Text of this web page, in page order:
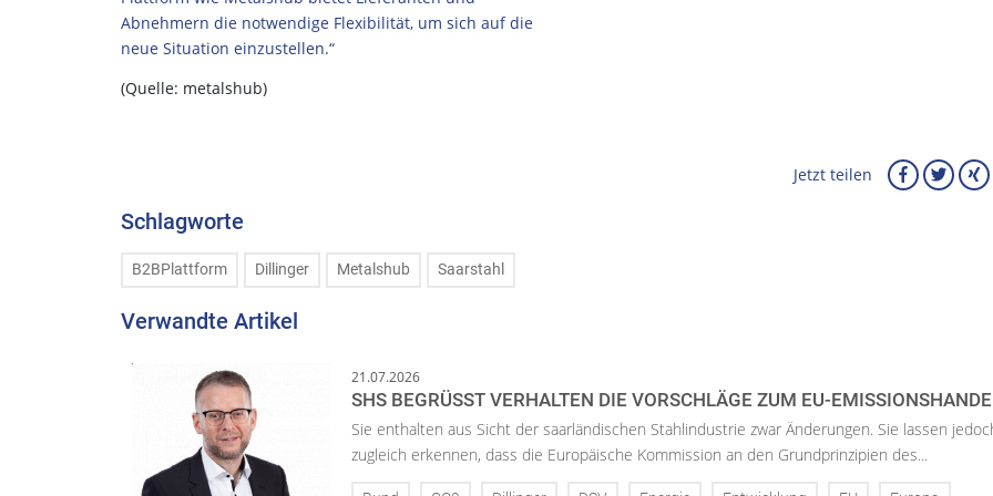
Abnehmern die notwendige Flexibilität, um sich auf die
neue Situation einzustellen.“
(Quelle: metalshub)
Jetzt teilen
Schlagworte
B2BPlattform Dillinger Metalshub Saarstahl
Verwandte Artikel
21.07.2026
SHS BEGRÜSST VERHALTEN DIE VORSCHLÄGE ZUM EU-EMISSIONSHANDEL
Sie enthalten aus Sicht der saarländischen Stahlindustrie zwar Änderungen. Sie lassen
zugleich erkennen, dass die Europäische Kommission an den Grundprinzipien des...